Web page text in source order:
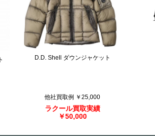
D.D. Shell ダウンジャケット
他社買取例 ￥25,000
ラクール買取実績
￥50,000